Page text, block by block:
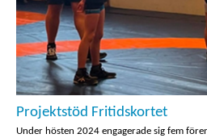
Projektstöd Fritidskortet
Under hösten 2024 engagerade sig fem